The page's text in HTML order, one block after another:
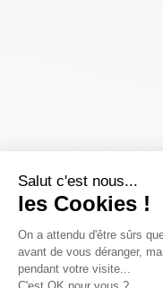
Salut c'est nous...
les Cookies !
On a attendu d'être sûrs
avant de vous déranger,
pendant votre visite...
C'est OK pour vous ?